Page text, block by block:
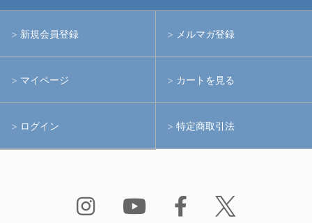
水中用品
イノン
フィッシュアイ
新規会員登録 メルマガ登録
マイページ カートを見る
ログイン 特定商取引法